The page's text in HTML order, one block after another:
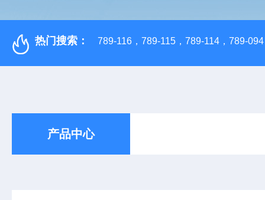
热门搜索： 789-116，789-115，789-114，789-
产品中心